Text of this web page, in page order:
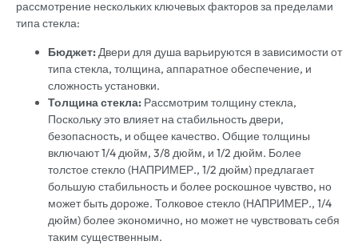
рассмотрение нескольких ключевых факторов за пределами
типа стекла:
Бюджет:Двери для душа варьируются в зависимости от
типа стекла, толщина, аппаратное обеспечение, и
сложность установки.
Толщина стекла: Рассмотрим толщину стекла,
Поскольку это влияет на стабильность двери,
безопасность, и общее качество. Общие толщины
включают 1/4 дюйм, 3/8 дюйм, и 1/2 дюйм. Более
толстое стекло (НАПРИМЕР., 1/2 дюйм) предлагает
большую стабильность и более роскошное чувство, но
может быть дороже. Толковое стекло (НАПРИМЕР., 1/4
дюйм) более экономично, но может не чувствовать себя
таким существенным.